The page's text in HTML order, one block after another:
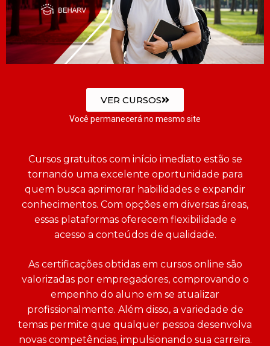
VER CURSOS
Você permanecerá no mesmo site
Cursos gratuitos com início imediato estão se
tornando uma excelente oportunidade para
quem busca aprimorar habilidades e expandir
conhecimentos. Com opções em diversas áreas,
essas plataformas oferecem flexibilidade e
acesso a conteúdos de qualidade.
As certificações obtidas em cursos online são
valorizadas por empregadores, comprovando o
empenho do aluno em se atualizar
profissionalmente. Além disso, a variedade de
temas permite que qualquer pessoa desenvolva
novas competências, impulsionando sua carreira.